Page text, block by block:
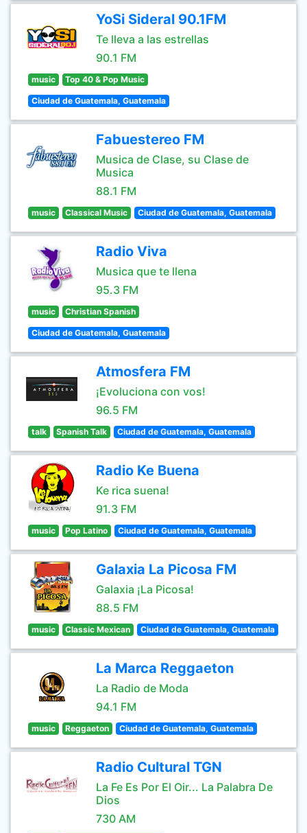
YoSi Sideral 90.1FM
Te lleva a las estrellas
90.1 FM
music Top 40 & Pop Music
Ciudad de Guatemala, Guatemala
Fabuestereo FM
Musica de Clase, su Clase de
Musica
88.1 FM
music Classical Music Ciudad de Guatemala, Guatemala
Radio Viva
Musica que te llena
95.3 FM
music Christian Spanish
Ciudad de Guatemala, Guatemala
Atmosfera FM
¡Evoluciona con vos!
96.5 FM
talk Spanish Talk Ciudad de Guatemala, Guatemala
Radio Ke Buena
Ke rica suena!
91.3 FM
music Pop Latino Ciudad de Guatemala, Guatemala
Galaxia La Picosa FM
Galaxia ¡La Picosa!
88.5 FM
music Classic Mexican Ciudad de Guatemala, Guatemala
La Marca Reggaeton
La Radio de Moda
94.1 FM
music Reggaeton Ciudad de Guatemala, Guatemala
Radio Cultural TGN
La Fe Es Por El Oir... La Palabra De
Dios
730 AM